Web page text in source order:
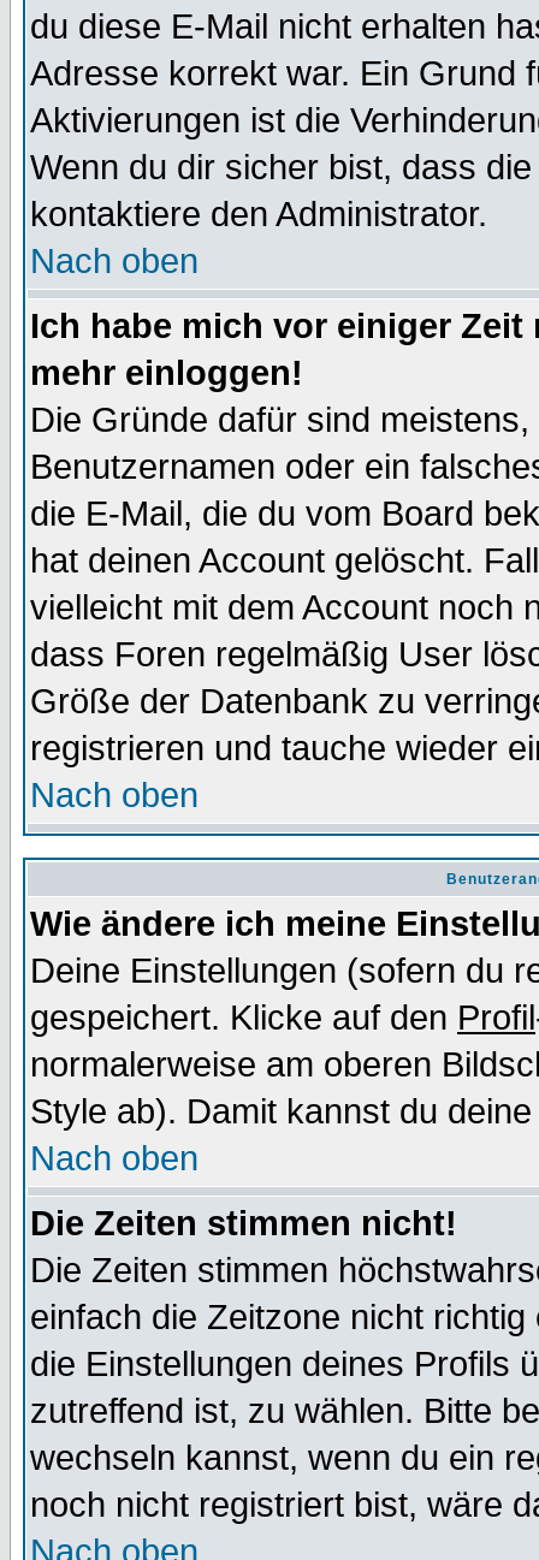
du diese E-Mail nicht erhalten
Adresse korrekt war. Ein Grund
Aktivierungen ist die
Wenn du dir sicher bist, dass
kontaktiere den Administrator.
Nach oben
Ich habe mich vor einiger
mehr einloggen!
Die Gründe dafür sind
Benutzernamen oder ein
die E-Mail, die du vom Board
hat deinen Account gelöscht.
vielleicht mit dem Account noch
dass Foren regelmäßig User
Größe der Datenbank zu
registrieren und tauche wieder
Nach oben
Wie ändere ich meine
Deine Einstellungen (sofern du
gespeichert. Klicke auf den Profil
normalerweise am oberen
Style ab). Damit kannst du
Nach oben
Die Zeiten stimmen nicht!
Die Zeiten stimmen
einfach die Zeitzone nicht
die Einstellungen deines Profils
zutreffend ist, zu wählen. Bitte
wechseln kannst, wenn du ein
noch nicht registriert bist, wäre
Nach oben